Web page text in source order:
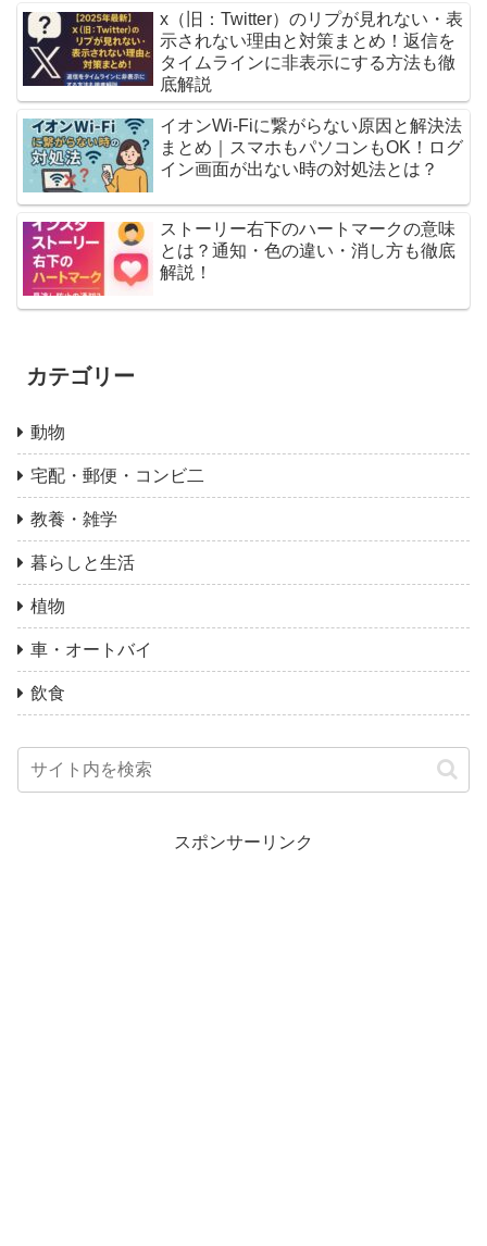
x（旧：Twitter）のリプが見れない・表
示されない理由と対策まとめ！返信を
タイムラインに非表示にする方法も徹
底解説
イオンWi-Fiに繋がらない原因と解決法
まとめ｜スマホもパソコンもOK！ログ
イン画面が出ない時の対処法とは？
ストーリー右下のハートマークの意味
とは？通知・色の違い・消し方も徹底
解説！
カテゴリー
動物
宅配・郵便・コンビ二
教養・雑学
暮らしと生活
植物
車・オートバイ
飲食
スポンサーリンク